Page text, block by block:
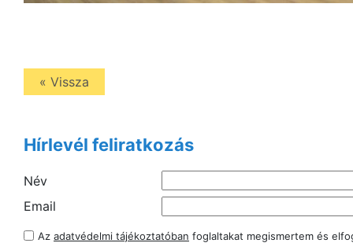
« Vissza
Hírlevél feliratkozás
Név
Email
Az adatvédelmi tájékoztatóban foglaltakat megismertem és